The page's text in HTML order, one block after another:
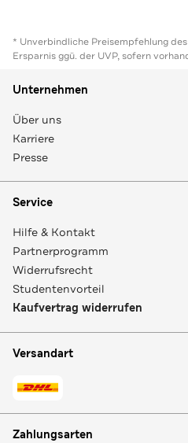
* Unverbindliche Preisempfehlung
Ersparnis ggü. der UVP, sofern
Unternehmen
Über uns
Karriere
Presse
Service
Hilfe & Kontakt
Partnerprogramm
Widerrufsrecht
Studentenvorteil
Kaufvertrag widerrufen
Versandart
Zahlungsarten